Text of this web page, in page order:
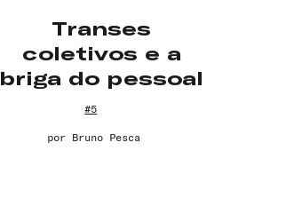
Transes
coletivos e a
briga do pessoal
#5
por Bruno Pesca